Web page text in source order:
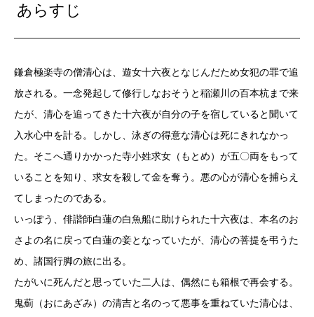
あらすじ
鎌倉極楽寺の僧清心は、遊女十六夜となじんだため女犯の罪で追
放される。一念発起して修行しなおそうと稲瀬川の百本杭まで来
たが、清心を追ってきた十六夜が自分の子を宿していると聞いて
入水心中を計る。しかし、泳ぎの得意な清心は死にきれなかっ
た。そこへ通りかかった寺小姓求女（もとめ）が五〇両をもって
いることを知り、求女を殺して金を奪う。悪の心が清心を捕らえ
てしまったのである。
いっぽう、俳諧師白蓮の白魚船に助けられた十六夜は、本名のお
さよの名に戻って白蓮の妾となっていたが、清心の菩提を弔うた
め、諸国行脚の旅に出る。
たがいに死んだと思っていた二人は、偶然にも箱根で再会する。
鬼薊（おにあざみ）の清吉と名のって悪事を重ねていた清心は、